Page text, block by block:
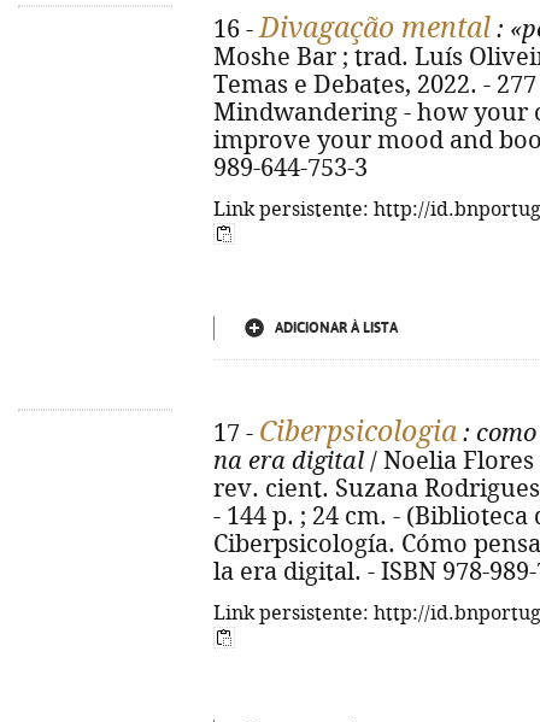
16 -Divagação mental :
Moshe Bar ; trad. Luís
Temas e Debates, 2022. -
Mindwandering - how your
improve your mood and
989-644-753-3
Link persistente: http://
ADICIONAR À LISTA
17 - Ciberpsicologia :
na era digital / Noelia Flores
rev. cient. Suzana
- 144 p. ; 24 cm. -
Ciberpsicología. Cómo
la era digital. - ISBN 978-
Link persistente: http://